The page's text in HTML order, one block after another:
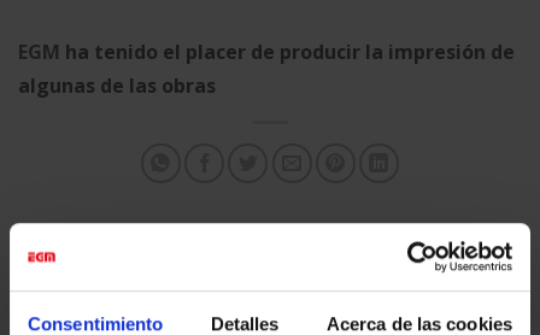
Consentimiento Detalles Acerca de las cookies
EGM ha tenido el placer de producir la impresión de
algunas de las obras
Esta entrada fue publicada en
y etiquetada